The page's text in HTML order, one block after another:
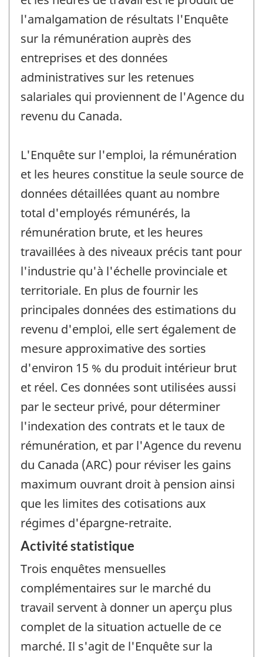
l'amalgamation de résultats l'Enquête
sur la rémunération auprès des
entreprises et des données
administratives sur les retenues
salariales qui proviennent de l'Agence du
revenu du Canada.
L'Enquête sur l'emploi, la rémunération
et les heures constitue la seule source de
données détaillées quant au nombre
total d'employés rémunérés, la
rémunération brute, et les heures
travaillées à des niveaux précis tant pour
l'industrie qu'à l'échelle provinciale et
territoriale. En plus de fournir les
principales données des estimations du
revenu d'emploi, elle sert également de
mesure approximative des sorties
d'environ 15 % du produit intérieur brut
et réel. Ces données sont utilisées aussi
par le secteur privé, pour déterminer
l'indexation des contrats et le taux de
rémunération, et par l'Agence du revenu
du Canada (ARC) pour réviser les gains
maximum ouvrant droit à pension ainsi
que les limites des cotisations aux
régimes d'épargne-retraite.
Activité statistique
Trois enquêtes mensuelles
complémentaires sur le marché du
travail servent à donner un aperçu plus
complet de la situation actuelle de ce
marché. Il s'agit de l'Enquête sur la